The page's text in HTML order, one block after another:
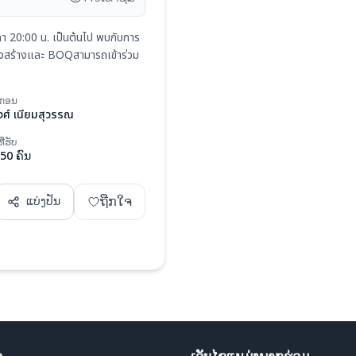
20:00 น. เป็นต้นไป พบกับการ
ร้างและ BOQสามารถเข้าร่วม
ອນ
เนียมสุวรรณ
ຮັບ
ຄົນ
ແບ່ງປັນ ຖືກໃຈ